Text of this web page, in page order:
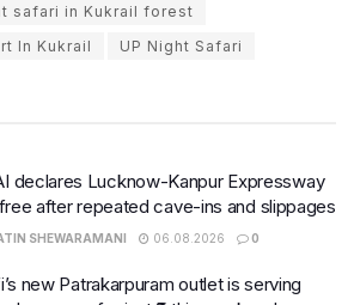
safari in Kukrail forest
In Kukrail
UP Night Safari
declares Lucknow-Kanpur Expressway
after repeated cave-ins and slippages
SHEWARAMANI 06.08.2026 0
new Patrakarpuram outlet is serving